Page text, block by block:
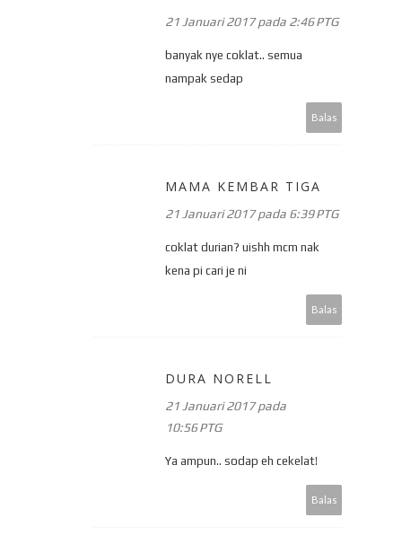
21 Januari 2017 pada 2:46 PTG
banyak nye coklat.. semua
nampak sedap
Balas
MAMA KEMBAR TIGA
21 Januari 2017 pada 6:39 PTG
coklat durian? uishh mcm nak
kena pi cari je ni
Balas
DURA NORELL
21 Januari 2017 pada
10:56 PTG
Ya ampun.. sodap eh cekelat!
Balas